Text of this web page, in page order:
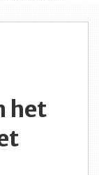
het